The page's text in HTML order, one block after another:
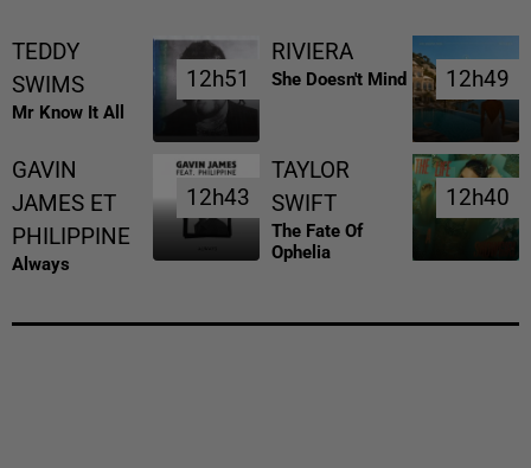
TEDDY
SWIMS
Mr Know It All
12h51
12h51
RIVIERA
She Doesn't Mind 12h49
12h49
GAVIN
JAMES ET
PHILIPPINE
Always
12h43
12h43
TAYLOR
SWIFT
The Fate Of
Ophelia
12h40
12h40